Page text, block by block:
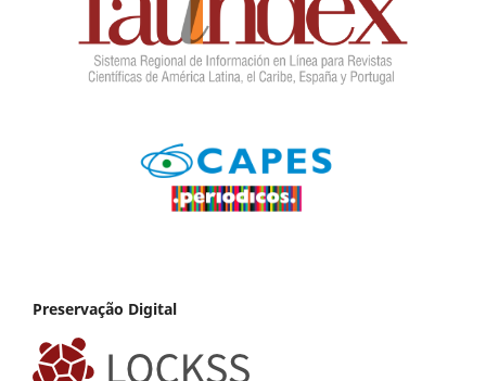
Preservação Digital